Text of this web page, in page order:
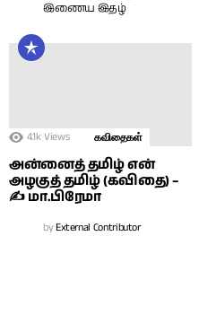
இணைய இதழ்
4.1k Views கவிதைகள்
அன்னைத் தமிழ் என்
அழகுத் தமிழ் (கவிதை) –
✍ மா.பிரேமா
byExternal Contributor